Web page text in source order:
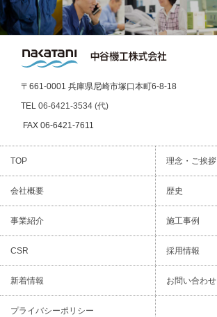
〒661-0001 兵庫県尼崎市塚口本町6-8-18
TEL 06-6421-3534 (代)
FAX 06-6421-7611
TOP 理念・ご挨拶
会社概要 歴史
事業紹介 施工事例
CSR 採用情報
新着情報 お問い合わせ
プライバシーポリシー